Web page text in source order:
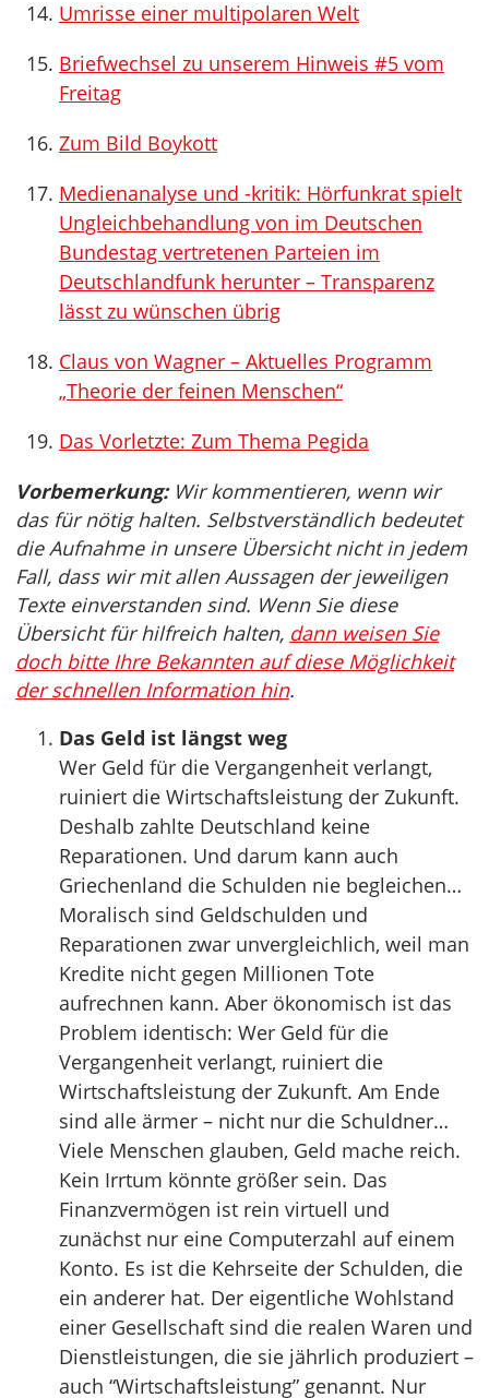
Umrisse einer multipolaren Welt
Briefwechsel zu unserem Hinweis #5 vom
Freitag
Zum Bild Boykott
Medienanalyse und -kritik: Hörfunkrat spielt
Ungleichbehandlung von im Deutschen
Bundestag vertretenen Parteien im
Deutschlandfunk herunter – Transparenz
lässt zu wünschen übrig
Claus von Wagner – Aktuelles Programm
„Theorie der feinen Menschen“
Das Vorletzte: Zum Thema Pegida
Vorbemerkung:Wir kommentieren, wenn wir
das für nötig halten. Selbstverständlich bedeutet
die Aufnahme in unsere Übersicht nicht in jedem
Fall, dass wir mit allen Aussagen der jeweiligen
Texte einverstanden sind. Wenn Sie diese
Übersicht für hilfreich halten, dann weisen Sie
doch bitte Ihre Bekannten auf diese Möglichkeit
der schnellen Information hin.
Das Geld ist längst weg
Wer Geld für die Vergangenheit verlangt,
ruiniert die Wirtschaftsleistung der Zukunft.
Deshalb zahlte Deutschland keine
Reparationen. Und darum kann auch
Griechenland die Schulden nie begleichen…
Moralisch sind Geldschulden und
Reparationen zwar unvergleichlich, weil man
Kredite nicht gegen Millionen Tote
aufrechnen kann. Aber ökonomisch ist das
Problem identisch: Wer Geld für die
Vergangenheit verlangt, ruiniert die
Wirtschaftsleistung der Zukunft. Am Ende
sind alle ärmer – nicht nur die Schuldner…
Viele Menschen glauben, Geld mache reich.
Kein Irrtum könnte größer sein. Das
Finanzvermögen ist rein virtuell und
zunächst nur eine Computerzahl auf einem
Konto. Es ist die Kehrseite der Schulden, die
ein anderer hat. Der eigentliche Wohlstand
einer Gesellschaft sind die realen Waren und
Dienstleistungen, die sie jährlich produziert –
auch “Wirtschaftsleistung” genannt. Nur